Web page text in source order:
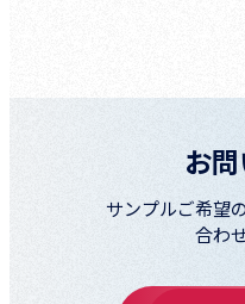
お
サンプルご希望
合わ